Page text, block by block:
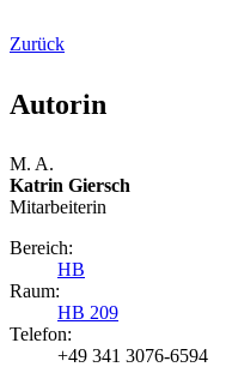
Zurück
Autorin
M. A.
Katrin Giersch
Mitarbeiterin
Bereich:
HB
Raum:
HB 209
Telefon:
+49 341 3076-6594